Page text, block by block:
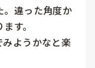
。違った角度か
す。
ようかなと楽